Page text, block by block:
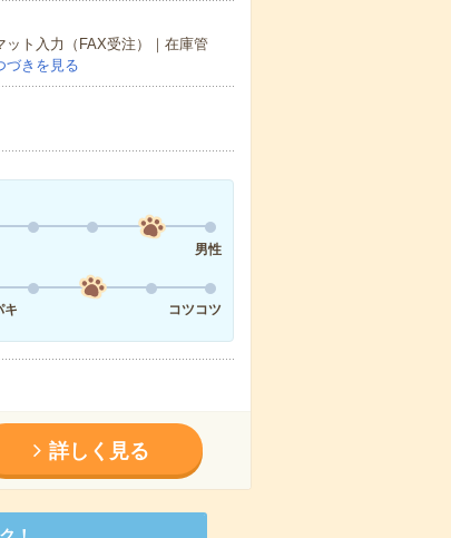
ット入力（FAX受注）｜在庫管
づきを見る
男性
キ
コツコツ
詳しく見る